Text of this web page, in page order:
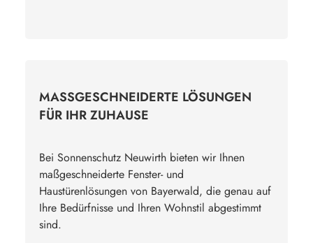
MASSGESCHNEIDERTE LÖSUNGEN F
ÜR IHR ZUHAUSE
Bei Sonnenschutz Neuwirth bieten wir Ihnen
maßgeschneiderte Fenster- und
Haustürenlösungen von Bayerwald, die genau auf
Ihre Bedürfnisse und Ihren Wohnstil abgestimmt
sind.